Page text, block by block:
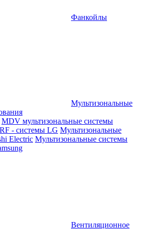
Фанкойлы
Мультизональные
MDV мультизональные системы
- системы LG Мультизональные
Electric Мультизональные системы
Вентиляционное